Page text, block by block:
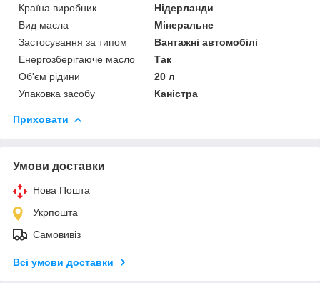
Країна виробник
Нідерланди
Вид масла
Мінеральне
Застосування за типом
Вантажні автомобілі
Енергозберігаюче масло
Так
Об'єм рідини
20 л
Упаковка засобу
Каністра
Приховати
Умови доставки
Нова Пошта
Укрпошта
Самовивіз
Всі умови доставки